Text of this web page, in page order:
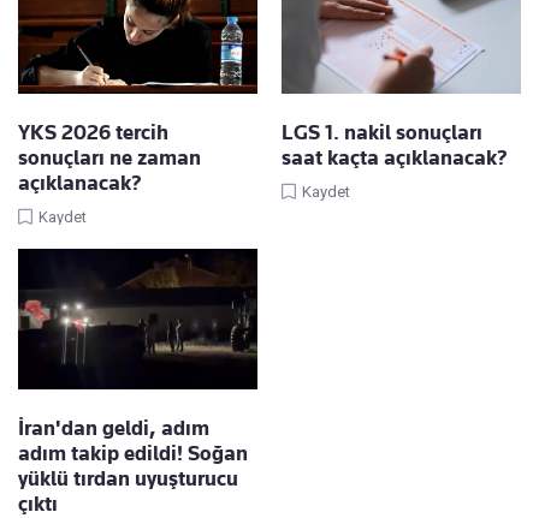
YKS 2026 tercih
sonuçları ne zaman
açıklanacak?
Kaydet
LGS 1. nakil sonuçları
saat kaçta açıklanacak?
Kaydet
İran'dan geldi, adım
adım takip edildi! Soğan
yüklü tırdan uyuşturucu
çıktı